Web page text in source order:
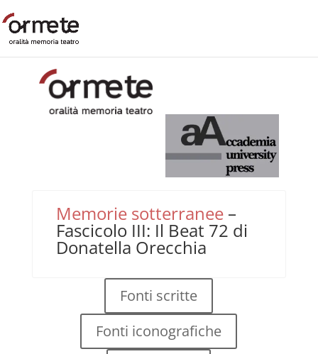
Memorie sotterranee–
Fascicolo III: Il Beat 72 di
Donatella Orecchia
Fonti scritte
Fonti iconografiche